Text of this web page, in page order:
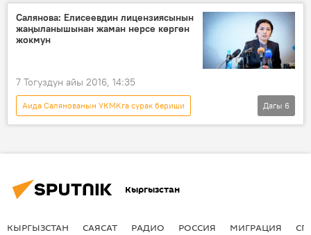
Жаңылыктар
кылмыш иши
прокурор
Салянова: Елисеевдин лицензиясынын
жаңыланышынан жаман нерсе көргөн
жокмун
7 Тогуздун айы 2016, 14:35
Аида Салянованын УКМКга сурак бериши
Кыргызстан
Коом
Жаңылыктар
Дагы 6
Кыргызстан
КЫРГЫЗСТАН САЯСАТ РАДИО РОССИЯ МИГРАЦИЯ